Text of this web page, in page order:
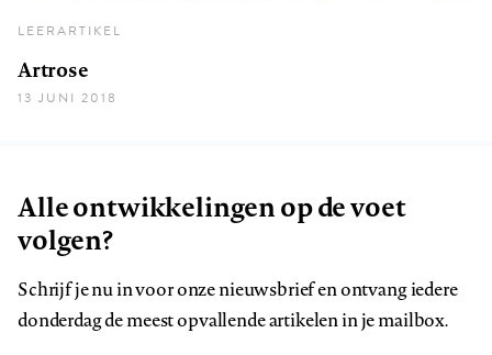
LEERARTIKEL
Artrose
13 JUNI 2018
Alle ontwikkelingen op de voet
volgen?
Schrijf je nu in voor onze nieuwsbrief en ontvang iedere
donderdag de meest opvallende artikelen in je mailbox.